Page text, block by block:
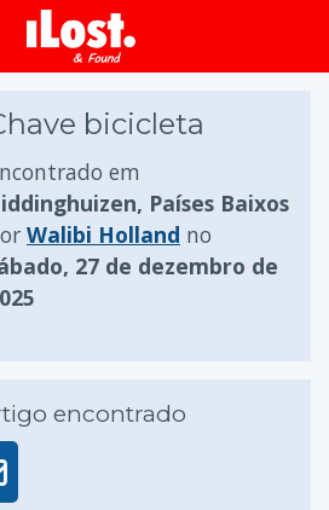
principal
bicicleta
em
Países Baixos
Walibi Holland no
27 de dezembro de
encontrado